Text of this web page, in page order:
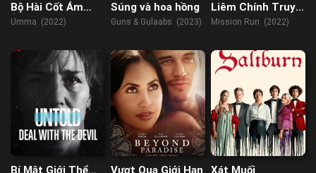
Bộ Hài Cốt Ám
Ảnh
Umma (2022)
Súng và hoa hồng
Guns & Gulaabs (2023)
Liêm Chính Truy
Kích
Mission Run (2022)
Bí Mật Giới Thể
Vượt Qua Giới Hạn Xát Muối